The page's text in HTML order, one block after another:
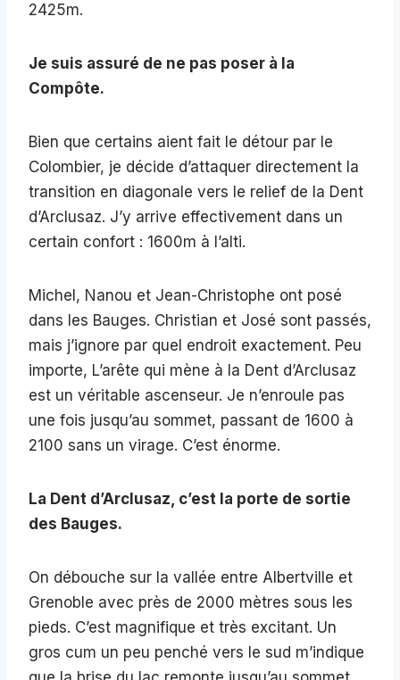
2425m.
Je suis assuré de ne pas poser à la
Compôte.
Bien que certains aient fait le détour par le
Colombier, je décide d’attaquer directement la
transition en diagonale vers le relief de la Dent
d’Arclusaz. J’y arrive effectivement dans un
certain confort : 1600m à l’alti.
Michel, Nanou et Jean-Christophe ont posé
dans les Bauges. Christian et José sont passés,
mais j’ignore par quel endroit exactement. Peu
importe, L’arête qui mène à la Dent d’Arclusaz
est un véritable ascenseur. Je n’enroule pas
une fois jusqu’au sommet, passant de 1600 à
2100 sans un virage. C’est énorme.
La Dent d’Arclusaz, c’est la porte de sortie
des Bauges.
On débouche sur la vallée entre Albertville et
Grenoble avec près de 2000 mètres sous les
pieds. C’est magnifique et très excitant. Un
gros cum un peu penché vers le sud m’indique